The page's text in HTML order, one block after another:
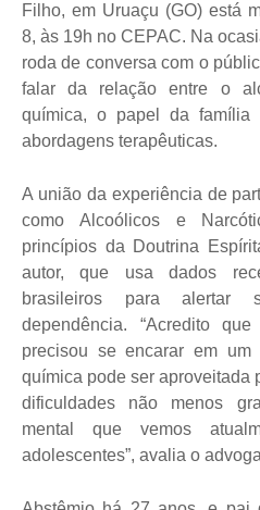
Filho, em Uruaçu (GO) está
8, às 19h no CEPAC. Na
roda de conversa com o
falar da relação entre o
química, o papel da
abordagens terapêuticas.
A união da experiência de
como Alcoólicos e
princípios da Doutrina
autor, que usa dados
brasileiros para alertar
dependência. “Acredito
precisou se encarar em um
química pode ser aproveitada
dificuldades não menos
mental que vemos
adolescentes”, avalia o